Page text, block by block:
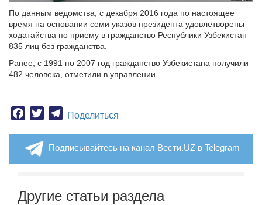
По данным ведомства, с декабря 2016 года по настоящее
время на основании семи указов президента удовлетворены
ходатайства по приему в гражданство Республики Узбекистан
835 лиц без гражданства.
Ранее, с 1991 по 2007 год гражданство Узбекистана получили
482 человека, отметили в управлении.
Facebook
TwitterTelegram
Поделиться
Подписывайтесь на канал Вести.UZ в Telegram
Другие статьи раздела